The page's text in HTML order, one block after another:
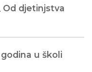
Od djetinjstva
u školi